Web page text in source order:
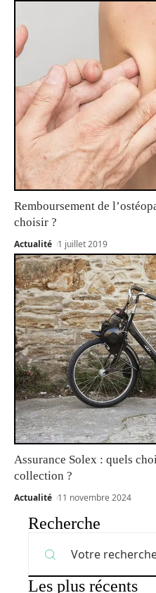
Remboursement de
choisir ?
Actualité 1 juillet 2019
Assurance Solex : quels
collection ?
Actualité 11 novembre 2024
Recherche
Les plus récents